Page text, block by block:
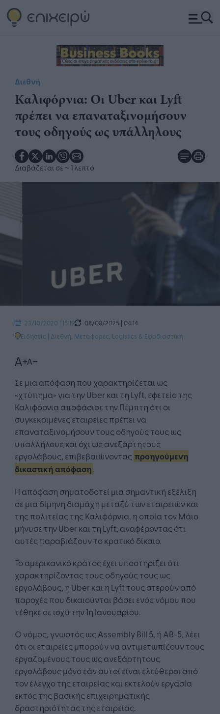
Διεθνή
Καλιφόρνια: Οι Uber και Lyft
πρέπει να επαναταξινομήσουν
τους οδηγούς ως υπάλληλους
Διαβάζεται σε ~ 1 λεπτό
23/10/2020 | 15:19
08/08/2025 | 04:14
Ειδήσεις | Διεθνή Μεταφορές, Logistics & Εφοδιαστική
Σε μια απόφαση που χαρακτηρίζεται ως
«χτύπημα» για την Uber και τη Lyft, εφετείο της
Καλιφόρνια αποφάσισε την Πέμπτη ότι οι
συγκεκριμένες εταιρείες πρέπει να
επαναταξινομήσουν τους οδηγούς τους ως
υπαλλήλους και όχι ως ανεξάρτητους
εργολάβους, επιβεβαιώνοντας προηγούμενη
δικαστική απόφαση.
Η απόφαση σηματοδοτεί μια σημαντική εξέλιξη
σε μια δίμηνη διαμάχη μεταξύ των εταιρειών και
της πολιτείας της Καλιφόρνια, η οποία τον Μάιο
μήνυσε την Uber και τη Lyft, αναφέροντας ότι
αυτές παραβιάζουν το κρατικό δίκαιο.
Το αμερικανικό κράτος έχει υποστηρίξει ότι
χαρακτηρίζοντας τους οδηγούς τους ως
εργολάβους, η Uber και η Lyft τους στερούν από
παροχές που δικαιούνται βάσει ενός νόμου που
τέθηκε σε ισχύ την 1η Ιανουαρίου.
Ο νόμος, γνωστός ως Assembly Bill 5, ή AB-5, λέει
ότι οι εταιρείες μπορούν να αντιμετωπίζουν τους
εργαζομένους τους ως ανεξάρτητους
εργολάβους μόνο εάν αυτοί είναι ελεύθεροι από
τον έλεγχο της εταιρείας και εκτελούν εργασία
εκτός της βασικής επιχειρηματικής
δραστηριότητας της εταιρείας.